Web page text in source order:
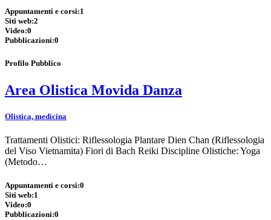
Appuntamenti e corsi:1
Siti web:2
Video:0
Pubblicazioni:0
Profilo Pubblico
Area Olistica Movida Danza
Olistica, medicina
Trattamenti Olistici: Riflessologia Plantare Dien Chan (Riflessologia
del Viso Vietnamita) Fiori di Bach Reiki Discipline Olistiche: Yoga
(Metodo…
Appuntamenti e corsi:0
Siti web:1
Video:0
Pubblicazioni:0